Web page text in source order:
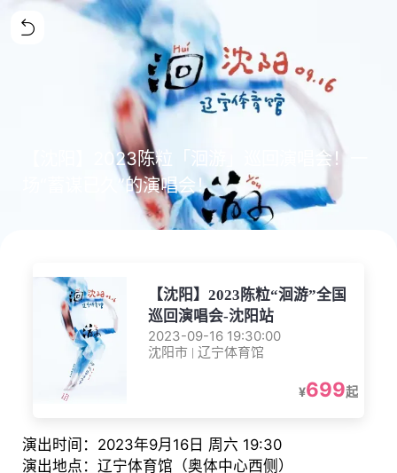
【沈阳】2023陈粒「洄游」巡回演唱会！一
场“蓄谋已久”的演唱会！
【沈阳】2023陈粒“洄游”全国
巡回演唱会-沈阳站
2023-09-16 19:30:00
沈阳市 | 辽宁体育馆
¥699起
演出时间：2023年9月16日 周六 19:30
演出地点：辽宁体育馆（奥体中心西侧）